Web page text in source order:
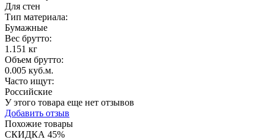
Для стен
Тип материала:
Бумажные
Вес брутто:
1.151 кг
Объем брутто:
0.005 куб.м.
Часто ищут:
Российские
У этого товара еще нет отзывов
Добавить отзыв
Похожие товары
СКИДКА 45%